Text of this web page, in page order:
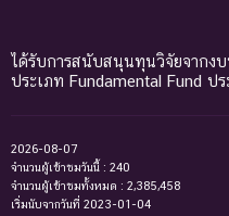
ได้รับการสนับสนุนทุนวิจัยจากง
ประเภท Fundamental Fund ป
2026-08-07
จำนวนผู้เข้าชมวันนี้ : 240
จำนวนผู้เข้าชมทั้งหมด : 2,385,458
เริ่มนับจากวันที่ 2023-01-04